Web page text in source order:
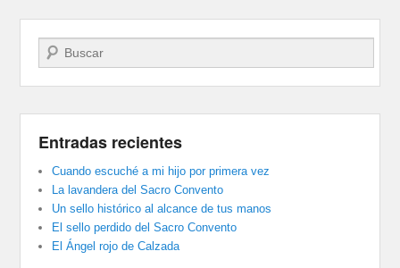
Buscar
Entradas recientes
Cuando escuché a mi hijo por primera vez
La lavandera del Sacro Convento
Un sello histórico al alcance de tus manos
El sello perdido del Sacro Convento
El Ángel rojo de Calzada